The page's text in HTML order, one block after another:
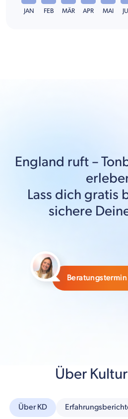
JAN FEB MÄR APR MAI
England ruft –
Lass dich gratis
sichere
Über
Über KD